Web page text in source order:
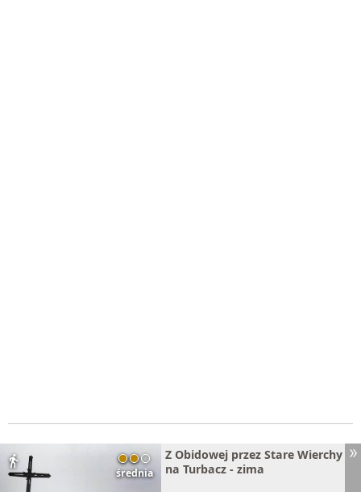
średnia
directions_walk
Z Obidowej przez Stare Wierchy
na Turbacz - zima